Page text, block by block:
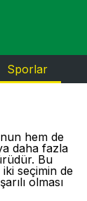
Sporlar
hem de
daha fazla
Bu
iki seçimin de
olması